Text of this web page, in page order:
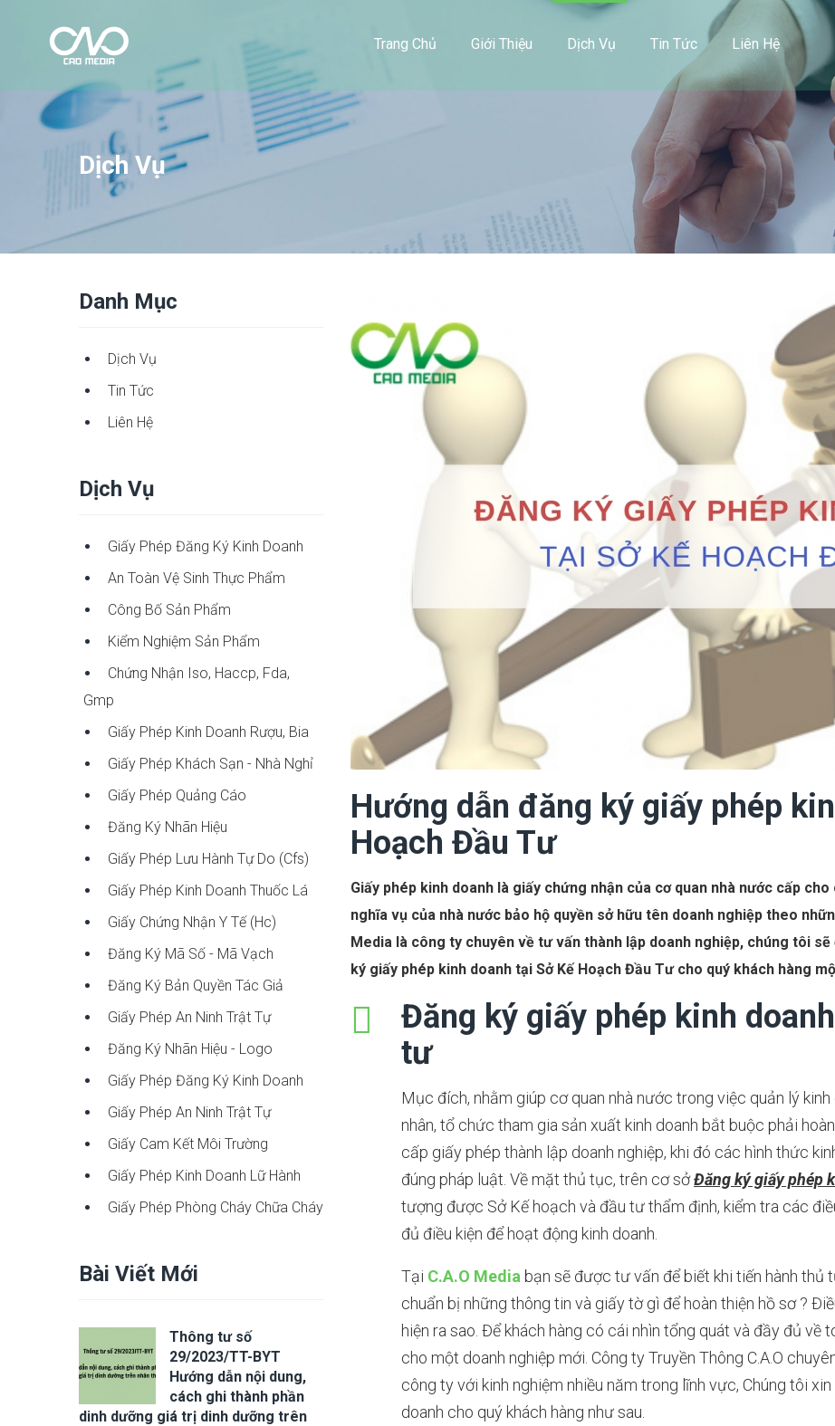
Trang Chủ Giới Thiệu Dịch Vụ Tin Tức Liên Hệ
Dịch Vụ
Hướng dẫn đăng ký giấy phép
Hoạch Đầu Tư
Giấy phép kinh doanh là giấy chứng nhận của cơ quan nhà nước cấp
nghĩa vụ của nhà nước bảo hộ quyền sở hữu tên doanh nghiệp theo
Media là công ty chuyên về tư vấn thành lập doanh nghiệp, chúng tôi
ký giấy phép kinh doanh tại Sở Kế Hoạch Đầu Tư cho quý khách hàng
Đăng ký giấy phép kinh
tư
Mục đích, nhằm giúp cơ quan nhà nước trong việc quản lý
nhân, tổ chức tham gia sản xuất kinh doanh bắt buộc phải
cấp giấy phép thành lập doanh nghiệp, khi đó các hình thức
đúng pháp luật. Về mặt thủ tục, trên cơ sởĐăng ký giấy phép
tượng được Sở Kế hoạch và đầu tư thẩm định, kiểm tra các
đủ điều kiện để hoạt động kinh doanh.
Tại C.A.O Media bạn sẽ được tư vấn để biết khi tiến hành thủ
chuẩn bị những thông tin và giấy tờ gì để hoàn thiện hồ sơ ?
hiện ra sao. Để khách hàng có cái nhìn tổng quát và đầy đủ về
cho một doanh nghiệp mới. Công ty Truyền Thông C.A.O
công ty với kinh nghiệm nhiều năm trong lĩnh vực, Chúng tôi
doanh cho quý khách hàng như sau.
Danh Mục
Dịch Vụ
Tin Tức
Liên Hệ
Dịch Vụ
Giấy Phép Đăng Ký Kinh Doanh
An Toàn Vệ Sinh Thực Phẩm
Công Bố Sản Phẩm
Kiểm Nghiệm Sản Phẩm
Chứng Nhận Iso, Haccp, Fda,
Gmp
Giấy Phép Kinh Doanh Rượu, Bia
Giấy Phép Khách Sạn - Nhà Nghỉ
Giấy Phép Quảng Cáo
Đăng Ký Nhãn Hiệu
Giấy Phép Lưu Hành Tự Do (cfs)
Giấy Phép Kinh Doanh Thuốc Lá
Giấy Chứng Nhận Y Tế (hc)
Đăng Ký Mã Số - Mã Vạch
Đăng Ký Bản Quyền Tác Giả
Giấy Phép An Ninh Trật Tự
Đăng Ký Nhãn Hiệu - Logo
Giấy Phép Đăng Ký Kinh Doanh
Giấy Phép An Ninh Trật Tự
Giấy Cam Kết Môi Trường
Giấy Phép Kinh Doanh Lữ Hành
Giấy Phép Phòng Cháy Chữa Cháy
Bài Viết Mới
Thông tư số
29/2023/TT-BYT
Hướng dẫn nội dung,
cách ghi thành phần
dinh dưỡng giá trị dinh dưỡng trên